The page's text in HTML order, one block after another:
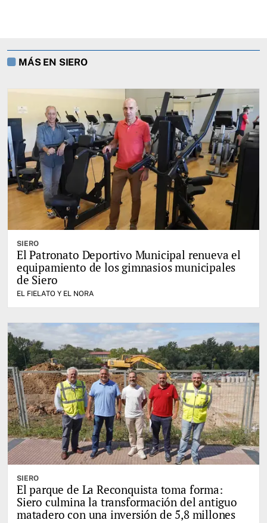
MÁS EN SIERO
SIERO
El Patronato Deportivo Municipal renueva el
equipamiento de los gimnasios municipales
de Siero
EL FIELATO Y EL NORA
SIERO
El parque de La Reconquista toma forma:
Siero culmina la transformación del antiguo
matadero con una inversión de 5,8 millones